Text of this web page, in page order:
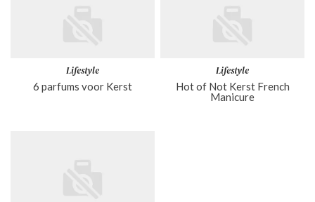
Lifestyle
6 parfums voor Kerst
Lifestyle
Hot of Not Kerst French
Manicure